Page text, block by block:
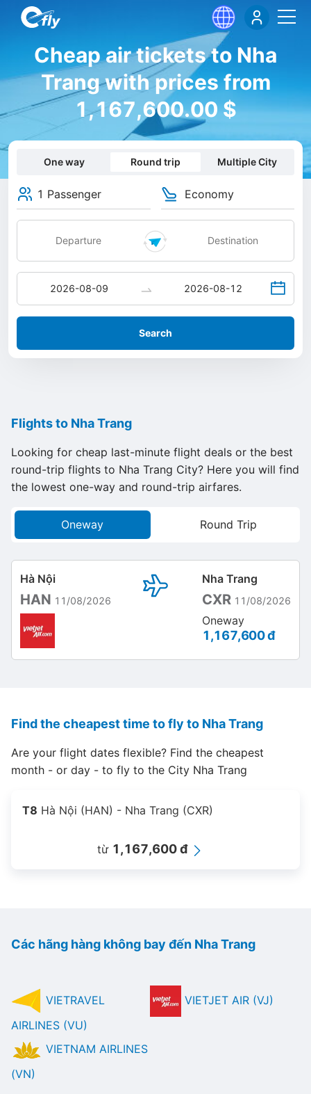
Cheap air tickets to Nha
Trang with prices from
1,167,600.00 $
One way Round trip Multiple City
1 Passenger Economy
Search
Flights to Nha Trang
Looking for cheap last-minute flight deals or the best
round-trip flights to Nha Trang City? Here you will find
the lowest one-way and round-trip airfares.
Oneway Round Trip
Hà Nội
HAN 11/08/2026
Nha Trang
CXR 11/08/2026
Oneway
1,167,600 đ
Find the cheapest time to fly to Nha Trang
Are your flight dates flexible? Find the cheapest
month - or day - to fly to the City Nha Trang
T8 Hà Nội (HAN) - Nha Trang (CXR)
từ 1,167,600 đ
Các hãng hàng không bay đến Nha Trang
VIETRAVEL
AIRLINES (VU)
VIETJET AIR (VJ)
VIETNAM AIRLINES
(VN)